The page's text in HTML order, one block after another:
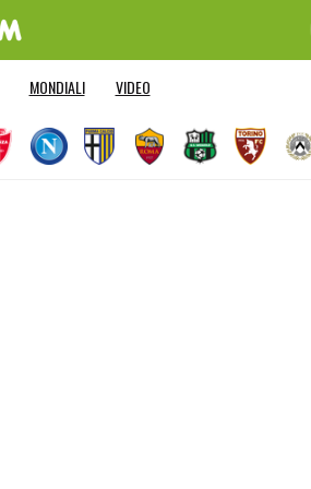
MONDIALI VIDEO